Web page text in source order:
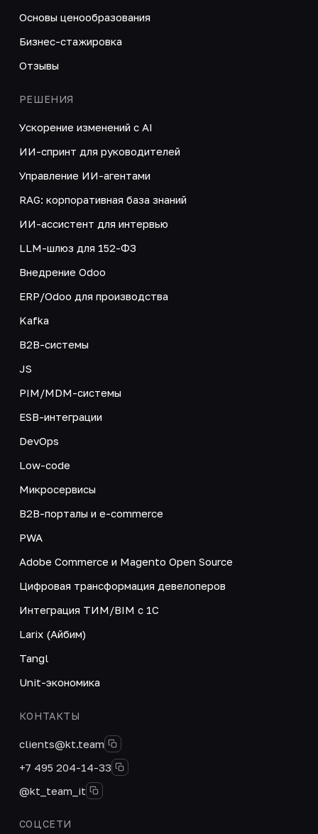
Основы ценообразования
Бизнес-стажировка
Отзывы
РЕШЕНИЯ
Ускорение изменений с AI
ИИ-спринт для руководителей
Управление ИИ-агентами
RAG: корпоративная база знаний
ИИ-ассистент для интервью
LLM-шлюз для 152-ФЗ
Внедрение Odoo
ERP/Odoo для производства
Kafka
B2B-системы
JS
PIM/MDM-системы
ESB-интеграции
DevOps
Low-code
Микросервисы
B2B-порталы и e-commerce
PWA
Adobe Commerce и Magento Open Source
Цифровая трансформация девелоперов
Интеграция ТИМ/BIM с 1С
Larix (Айбим)
Tangl
Unit-экономика
КОНТАКТЫ
clients@kt.team
+7 495 204-14-33
@kt_team_it
СОЦСЕТИ